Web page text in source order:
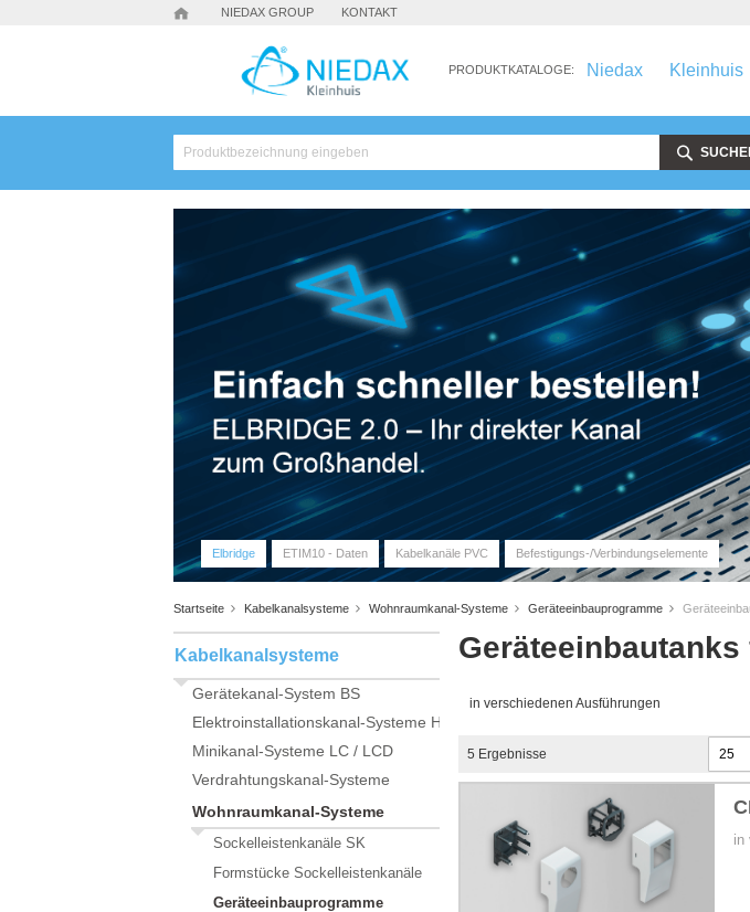
NIEDAX GROUP KONTAKT
PRODUKTKATALOGE: Niedax Kleinhuis
Elbridge ETIM10 - Daten Kabelkanäle PVC Befestigungs-/Verbindungselemente
Startseite Kabelkanalsysteme Wohnraumkanal-Systeme Geräteeinbauprogramme
in verschiedenen Ausführungen
5 Ergebnisse
in
Kabelkanalsysteme
Gerätekanal-System BS
Elektroinstallationskanal-Systeme HKL
Minikanal-Systeme LC / LCD
Verdrahtungskanal-Systeme
Wohnraumkanal-Systeme
Sockelleistenkanäle SK
Formstücke Sockelleistenkanäle
Geräteeinbauprogramme